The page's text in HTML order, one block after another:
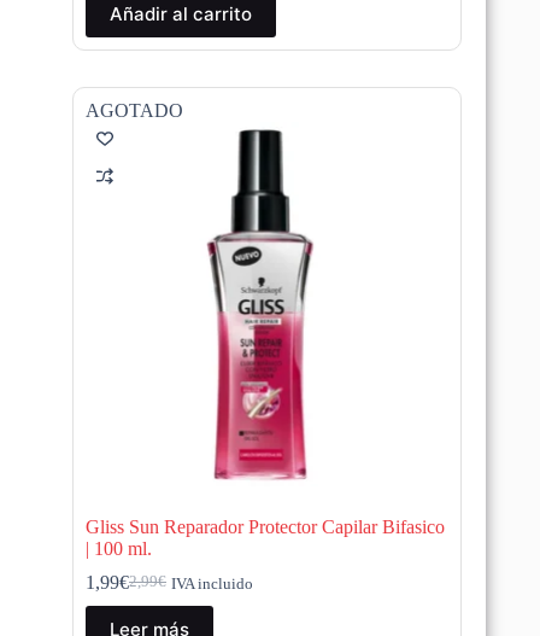
Añadir al carrito
AGOTADO
Gliss Sun Reparador Protector Capilar Bifasico
| 100 ml.
2,99€
El
precio
1,99€El
precio
IVA incluido
Leer más